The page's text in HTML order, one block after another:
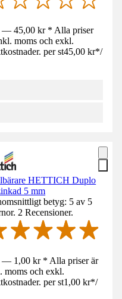
— 45,00 kr * Alla priser
moms och exkl.
per st45,00 kr*/
HETTICH Duplo
5 mm
betyg: 5 av 5
2 Recensioner.
— 1,00 kr * Alla priser är
moms och exkl.
per st1,00 kr*/